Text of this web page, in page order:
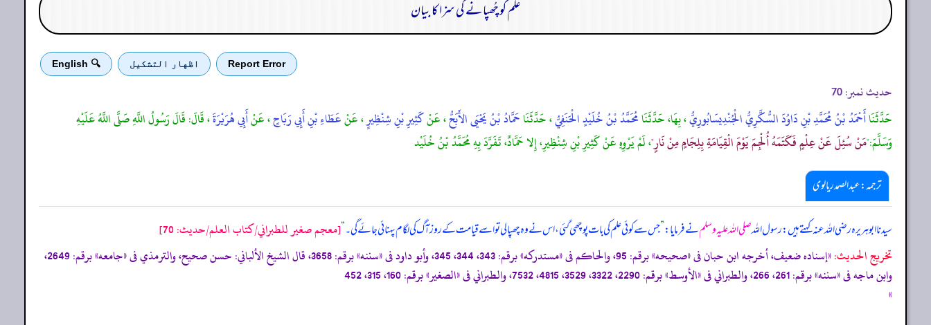
علم کو چُھپانے کی سزا کا بیان
Report Error اظهار التشكيل 🔍 English
حدیث نمبر: 70
حَدَّثَنَاأَحْمَدُ بْنُ مُحَمَّدِ بْنِ دَاوُدَ السُّكَّرِيُّ الْجُنْدِيسَابُورِيُّ، بِهَا، حَدَّثَنَامُحَمَّدُ بْنُ خُلَيْدٍ الْحَنَفِيُّ، حَدَّثَنَاحَمَّادُ بْنُ يَحْيَى الأَبَحُّ، عَنْكَثِيرِ بْنِ شِنْظِيرٍ، عَنْعَطَاءِ بْنِ أَبِي رَبَاحٍ، عَنْأَبِي هُرَيْرَةَ، قَالَ: قَالَ رَسُولُ اللَّهِ صَلَّى اللَّهُ عَلَيْهِ
وَسَلَّمَ:"مَنْ سُئِلَ عَنْ عِلْمٍ فَكَتَمَهُ أُلْجِمَ يَوْمَ الْقِيَامَةِ بِلِجَامٍ مِنْ نَارٍ"، لَمْ يَرْوِهِ عَنْ كَثِيرِ بْنِ شِنْظِيرِ، إِلا حَمَّادٌ، تَفَرَّدَ بِهِ مُحَمَّدُ بْنُ خُلَيْد
ترجمہ: عبدالصمد ریالوی
سیدنا ابوہریرہ رضی اللہ عنہ کہتے ہیں: رسول اللہصلی اللہ علیہ وسلمنے فرمایا:”جس سے کوئی علم کی بات پوچھی گئی، اس نے وہ چھپا لی تو اسے قیامت کے روز آگ کی لگام پہنائی جائے گی۔“[معجم صغير للطبراني/كتاب العلم/حدیث: 70]
تخریج الحدیث:«إسناده ضعيف، أخرجه ابن حبان فى«صحيحه»برقم: 95، والحاكم فى «مستدركه»برقم: 343، 344، 345، وأبو داود فى «سننه»برقم: 3658، قال الشيخ الألباني: حسن صحيح، والترمذي فى «جامعه»
برقم: 2649،
وابن ماجه فى«سننه»برقم: 261، 266، والطبراني فى «الأوسط»برقم: 2290، 3322، 3529، 4815، 7532، والطبراني فى «الصغير»برقم: 160، 315، 452
»